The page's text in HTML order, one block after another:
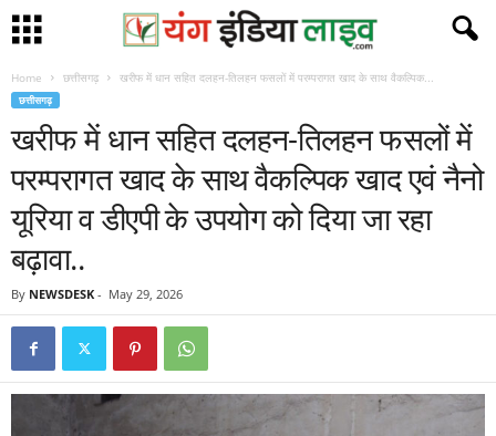
Home छत्तीसगढ़ खरीफ में धान सहित दलहन-तिलहन फसलों में परम्परागत खाद के साथ वैकल्पिक...
छत्तीसगढ़
खरीफ में धान सहित दलहन-तिलहन फसलों में
परम्परागत खाद के साथ वैकल्पिक खाद एवं नैनो
यूरिया व डीएपी के उपयोग को दिया जा रहा
बढ़ावा..
By NEWSDESK - May 29, 2026